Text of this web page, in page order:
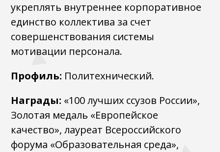
укреплять внутреннее корпоративное
единство коллектива за счет
совершенствования системы
мотивации персонала.
Профиль: Политехнический.
Награды: «100 лучших ссузов России»,
Золотая медаль «Европейское
качество», лауреат Всероссийского
форума «Образовательная среда»,